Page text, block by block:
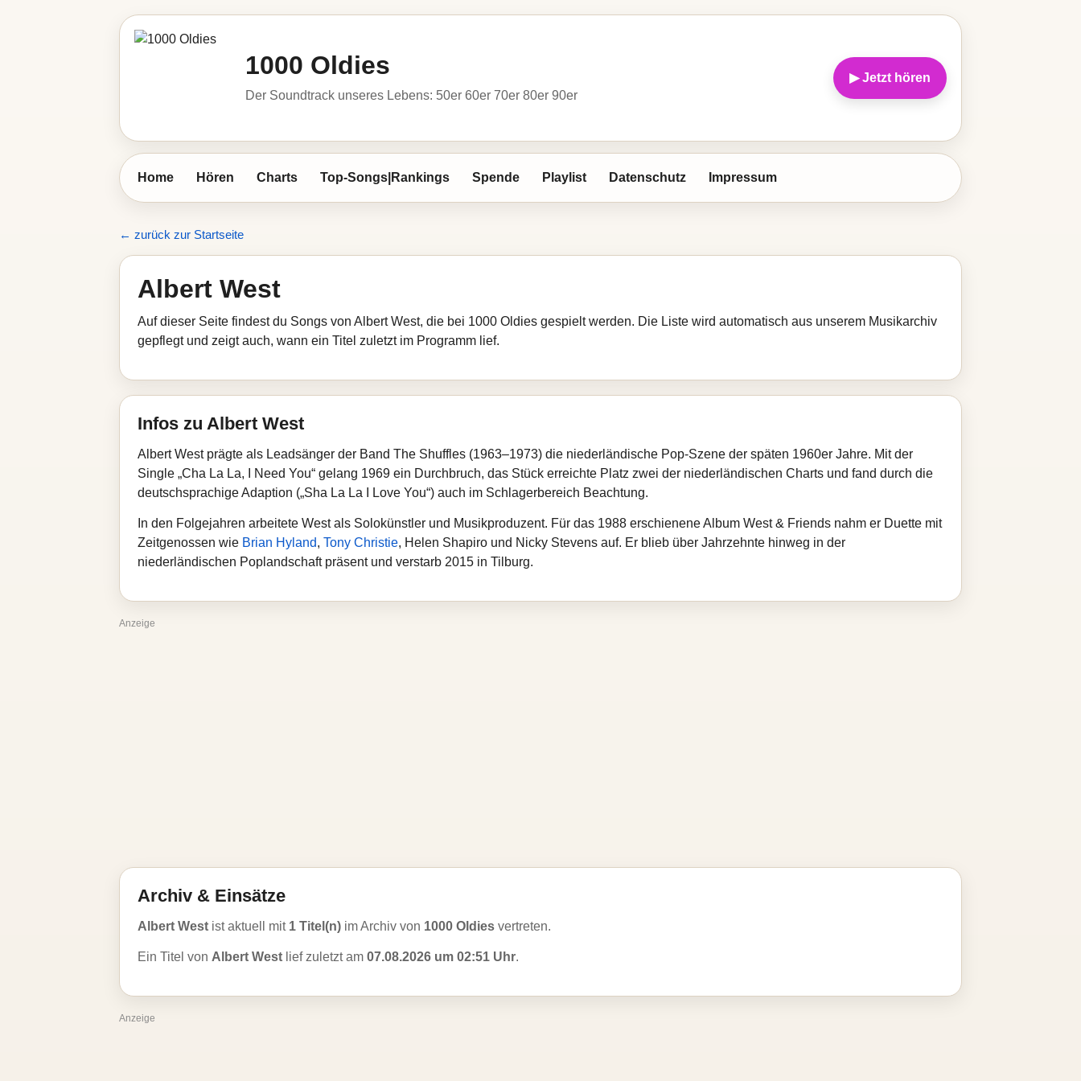
1000 Oldies
Der Soundtrack unseres Lebens: 50er 60er 70er 80er 90er
▶ Jetzt hören
Home Hören Charts Top-Songs|Rankings Spende Playlist Datenschutz Impressum
← zurück zur Startseite
Albert West
Auf dieser Seite findest du Songs von Albert West, die bei 1000 Oldies gespielt werden. Die Liste wird automatisch aus unserem Musikarchiv
gepflegt und zeigt auch, wann ein Titel zuletzt im Programm lief.
Infos zu Albert West
Albert West prägte als Leadsänger der Band The Shuffles (1963–1973) die niederländische Pop‑Szene der späten 1960er Jahre. Mit der
Single „Cha La La, I Need You“ gelang 1969 ein Durchbruch, das Stück erreichte Platz zwei der niederländischen Charts und fand durch die
deutschsprachige Adaption („Sha La La I Love You“) auch im Schlagerbereich Beachtung.
In den Folgejahren arbeitete West als Solokünstler und Musikproduzent. Für das 1988 erschienene Album West & Friends nahm er Duette mit
Zeitgenossen wie Brian Hyland, Tony Christie, Helen Shapiro und Nicky Stevens auf. Er blieb über Jahrzehnte hinweg in der
niederländischen Poplandschaft präsent und verstarb 2015 in Tilburg.
Anzeige
Archiv & Einsätze
Albert West ist aktuell mit 1 Titel(n) im Archiv von 1000 Oldies vertreten.
Ein Titel von Albert West lief zuletzt am 07.08.2026 um 02:51 Uhr.
Anzeige